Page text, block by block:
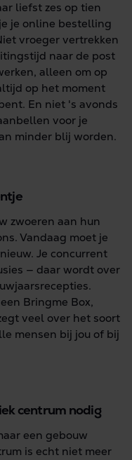
liefst zes op tien
je online bestelling
vroeger vertrekken
naar de post
alleen om op
op het moment
En niet 's avonds
voor je
minder blij worden.
zwoeren aan hun
Vandaag moet je
Je concurrent
— daar wordt over
Bringme Box,
veel over het soort
mensen bij jou of bij
centrum nodig
een gebouw
is echt niet meer